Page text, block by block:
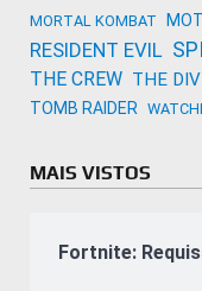
MORTAL KOMBAT
RESIDENT EVIL
THE CREW THE
TOMB RAIDER
MAIS VISTOS
Fortnite: